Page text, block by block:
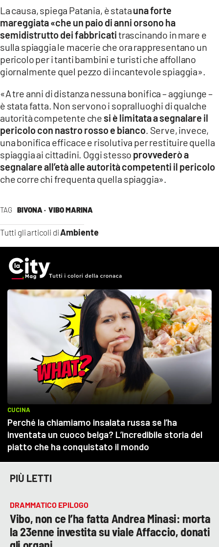
LACAPITALENEWS.IT
App
ANDROID
TAG BIVONA · VIBO MARINA
Tutti gli articoli diAmbiente
La causa, spiega Patania, è statauna forte
mareggiata «che un paio di anni orsono ha
semidistrutto dei fabbricatitrascinando in mare e
sulla spiaggia le macerie che ora rappresentano un
pericolo per i tanti bambini e turisti che affollano
giornalmente quel pezzo di incantevole spiaggia».
«A tre anni di distanza nessuna bonifica – aggiunge –
è stata fatta. Non servono i sopralluoghi di qualche
autorità competente che si è limitata a segnalare il
pericolo con nastro rosso e bianco . Serve, invece,
una bonifica efficace e risolutiva per restituire quella
spiaggia ai cittadini. Oggi stesso provvederò a
segnalare all’età alle autorità competenti il pericolo
che corre chi frequenta quella spiaggia».
PIÙ LETTI
DRAMMATICO EPILOGO
Vibo, non ce l’ha fatta Andrea Minasi: morta
la 23enne investita su viale Affaccio, donati